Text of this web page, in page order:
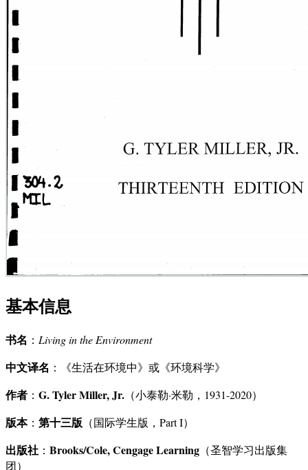
基本信息
书名 ： Living in the Environment
中文译名 ：《生活在环境中》或《环境科学》
作者 ： G. Tyler Miller, Jr. （小泰勒·米勒，1931-2020）
版本： 第十三版 （国际学生版，Part I）
出版社 ： Brooks/Cole, Cengage Learning （圣智学习出版集
团）